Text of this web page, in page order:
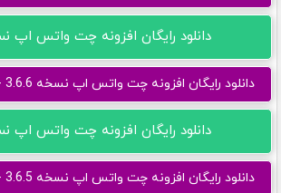
دانلود رایگان افزونه چت واتس اپ نسخه
دانلود رایگان افزونه چت واتس اپ نسخه 3.6.6 - لینک سرور کمکی
دانلود رایگان افزونه چت واتس اپ نسخه
دانلود رایگان افزونه چت واتس اپ نسخه 3.6.5 - لینک سرور کمکی